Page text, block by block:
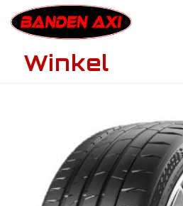
Winkel